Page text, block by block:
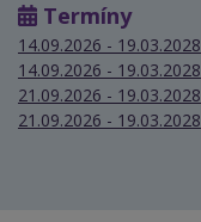
Termíny
14.09.2026 - 19.03.2028
14.09.2026 - 19.03.2028
21.09.2026 - 19.03.2028
21.09.2026 - 19.03.2028